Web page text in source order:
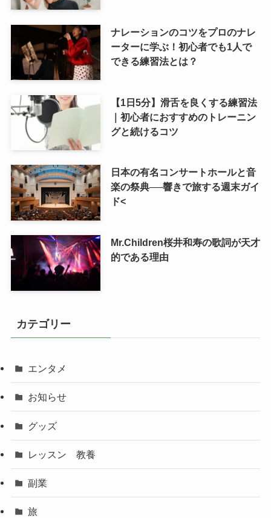
ナレーションのコツをプロのナレ
ーターに学ぶ！初心者でも1人で
できる練習法とは？
【1日5分】滑舌を良くする練習法
｜初心者におすすめのトレーニン
グと続けるコツ
日本の有名コンサートホールと音
楽の祭典──響きで旅する週末ガイ
ド<
Mr.Children桜井和寿の歌詞が天才
的である理由
カテゴリー
エンタメ
お知らせ
グッズ
レッスン 教養
副業
旅